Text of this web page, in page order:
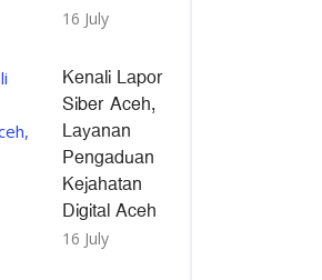
16 July
Kenali Lapor
Siber Aceh,
Layanan
Pengaduan
Kejahatan
Digital Aceh
16 July